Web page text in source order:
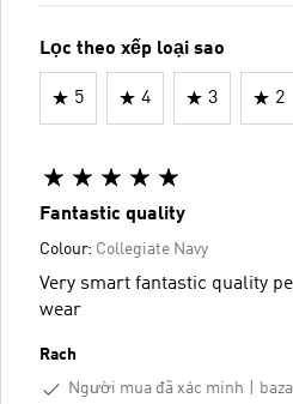
Lọc theo xếp loại sao
5 4 3 2
Fantastic quality
Colour: Collegiate Navy
Very smart fantastic quality
wear
Rach
Người mua đã xác minh